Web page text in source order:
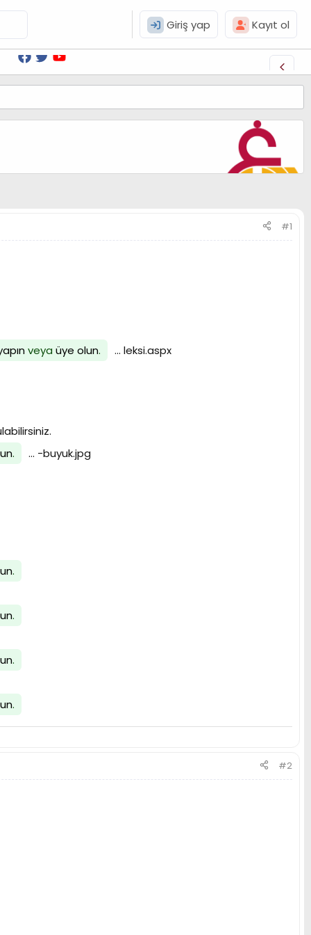
Giriş yap Kayıt ol
#1
veya üye olun. ... leksi.aspx
. ... -buyuk.jpg
.
.
.
.
#2